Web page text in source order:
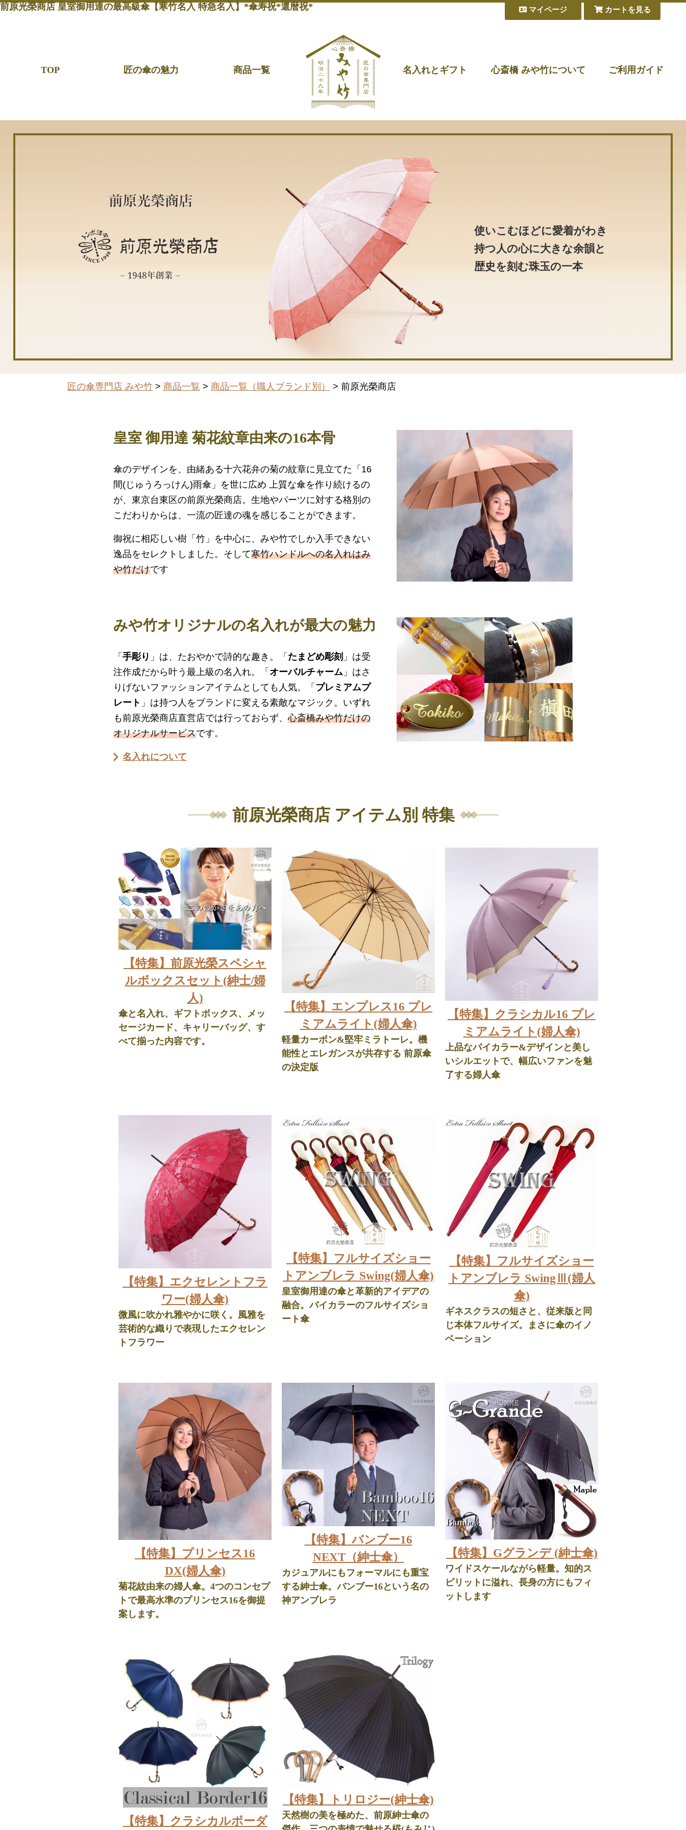
前原光榮商店 皇室御用達の最高級傘【寒竹名入 特急名入】*傘寿祝*還暦祝*
TOP 匠の傘の魅力 商品一覧 名入れとギフト 心斎橋 みや竹について ご利用ガイド
カートを見る
マイページ
使いこむほどに愛着がわき
持つ人の心に大きな余韻と
歴史を刻む珠玉の一本
匠の傘専門店 みや竹 > 商品一覧 > 商品一覧（職人ブランド別） > 前原光榮商店
皇室 御用達 菊花紋章由来の16本骨
傘のデザインを、由緒ある十六花弁の菊の紋章に見立てた「16
間(じゅうろっけん)雨傘」を世に広め 上質な傘を作り続けるの
が、東京台東区の前原光榮商店。生地やパーツに対する格別の
こだわりからは、一流の匠達の魂を感じることができます。
御祝に相応しい樹「竹」を中心に、みや竹でしか入手できない
逸品をセレクトしました。そして寒竹ハンドルへの名入れはみ
や竹だけです
みや竹オリジナルの名入れが最大の魅力
「 手彫り 」は、たおやかで詩的な趣き。「 たまどめ彫刻 」は受
注作成だから叶う最上級の名入れ。「 オーバルチャーム 」はさ
りげないファッションアイテムとしても人気。「 プレミアムプ
レート 」は持つ人をブランドに変える素敵なマジック。いずれ
も前原光榮商店直営店では行っておらず、心斎橋みや竹だけの
オリジナルサービスです。
名入れについて
前原光榮商店 アイテム別 特集
【特集】前原光榮スペシャ
ルボックスセット(紳士/婦
人)
傘と名入れ、ギフトボックス、メッ
セージカード、キャリーバッグ、す
べて揃った内容です。
【特集】エンプレス16 プレ
ミアムライト(婦人傘)
軽量カーボン&堅牢ミラトーレ。機
能性とエレガンスが共存する 前原傘
の決定版
【特集】クラシカル16 プレ
ミアムライト(婦人傘)
上品なバイカラー&デザインと美し
いシルエットで、幅広いファンを魅
了する婦人傘
【特集】エクセレントフラ
ワー(婦人傘)
微風に吹かれ雅やかに咲く。風雅を
芸術的な織りで表現したエクセレン
トフラワー
【特集】フルサイズショー
トアンブレラ Swing(婦人傘)
皇室御用達の傘と革新的アイデアの
融合。バイカラーのフルサイズショ
ート傘
【特集】フルサイズショー
トアンブレラ SwingⅢ(婦人
傘)
ギネスクラスの短さと、従来版と同
じ本体フルサイズ。まさに傘のイノ
ベーション
【特集】プリンセス16
DX(婦人傘)
菊花紋由来の婦人傘。4つのコンセプ
トで最高水準のプリンセス16を御提
案します。
【特集】バンブー16
NEXT（紳士傘）
カジュアルにもフォーマルにも重宝
する紳士傘。バンブー16という名の
神アンブレラ
【特集】Gグランデ (紳士傘)
ワイドスケールながら軽量。知的ス
ピリットに溢れ、長身の方にもフィ
ットします
【特集】クラシカルボーダ
【特集】トリロジー(紳士傘)
天然樹の美を極めた、前原紳士傘の